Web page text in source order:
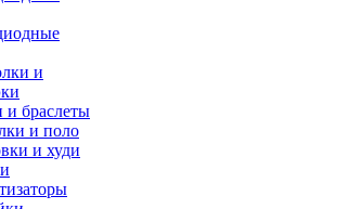
и
и браслеты
и поло
и худи